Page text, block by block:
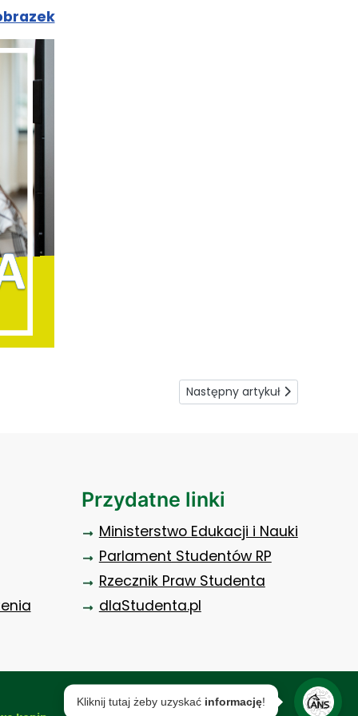
Następny artykuł: O
Następny artykuł
Przydatne linki
Ministerstwo Edukacji i Nauki
Parlament Studentów RP
Rzecznik Praw Studenta
dlaStudenta.pl
Kliknij tutaj żeby uzyskaćinformację